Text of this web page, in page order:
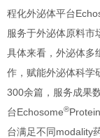
程化外泌体平台
服务于外泌体原料市
具体来看，外泌体多
作，赋能外泌体科学
300余篇，服务成果
台Echosome®
台满足不同modality